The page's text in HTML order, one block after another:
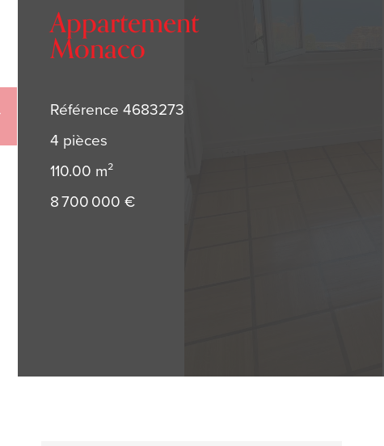
Appartement
Monaco
Référence 4683273
4 pièces
110.00 m²
8 700 000 €